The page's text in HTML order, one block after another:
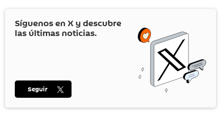
Síguenos en X y descubre
las últimas noticias.
Seguir